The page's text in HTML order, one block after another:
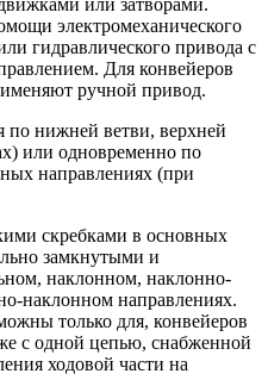
электромеханического
гидравлического привода с
Для конвейеров
ручной привод.
по нижней ветви, верхней
или одновременно по
направлениях (при
скребками в основных
замкнутыми и
наклонном, наклонно-
наклонном направлениях.
только для, конвейеров
с одной цепью, снабженной
ходовой части на